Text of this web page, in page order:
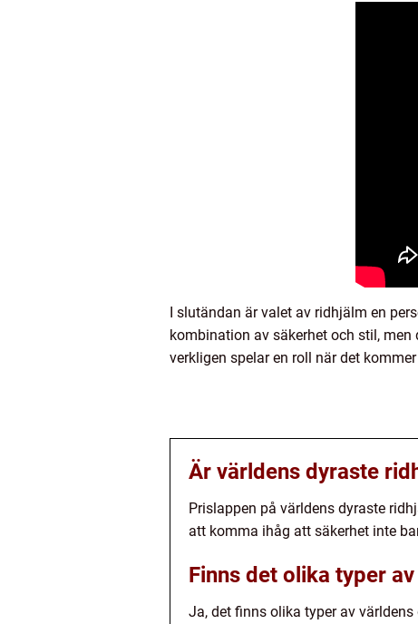
I slutändan är valet av ridhjälm en
kombination av säkerhet och stil,
verkligen spelar en roll när det
Är världens dyraste
Prislappen på världens dyraste
att komma ihåg att säkerhet inte
Finns det olika typer
Ja, det finns olika typer av